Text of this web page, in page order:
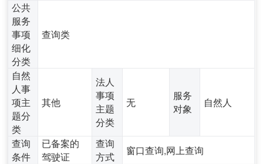
公共
服务
事项
细化
分类
查询类
自然
人事
项主
题分
类
其他
法人
事项
主题
分类
无
服务
对象
自然人
查询
条件
已备案的
驾驶证
查询
方式
窗口查询,网上查询